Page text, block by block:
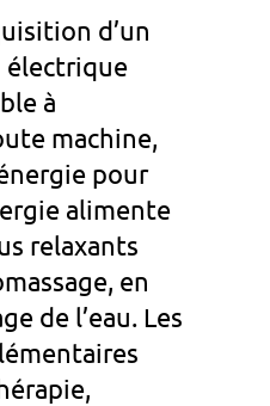
d’un
électrique
à
machine,
pour
alimente
relaxants
en
de l’eau. Les